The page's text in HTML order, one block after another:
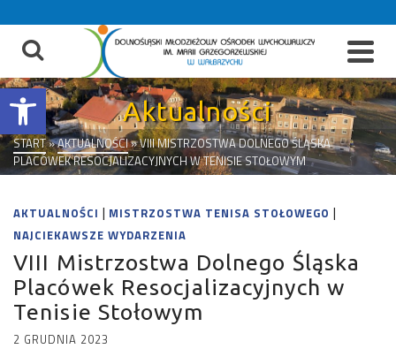
Otwórz pasek narzędzi
treści
Aktualności
START»AKTUALNOŚCI»VIII MISTRZOSTWA DOLNEGO ŚLĄSKA
PLACÓWEK RESOCJALIZACYJNYCH W TENISIE STOŁOWYM
AKTUALNOŚCI | MISTRZOSTWA TENISA STOŁOWEGO |
NAJCIEKAWSZE WYDARZENIA
VIII Mistrzostwa Dolnego Śląska
Placówek Resocjalizacyjnych w
Tenisie Stołowym
2 GRUDNIA 2023